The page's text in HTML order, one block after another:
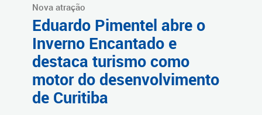
Nova atração
Eduardo Pimentel abre o
Inverno Encantado e
destaca turismo como
motor do desenvolvimento
de Curitiba